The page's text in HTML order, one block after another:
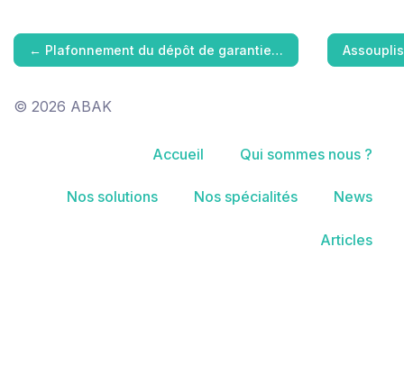
← Plafonnement du dépôt de garantie…
© 2026 ABAK
Accueil Qui sommes nous ?
Nos solutions Nos spécialités News
Articles